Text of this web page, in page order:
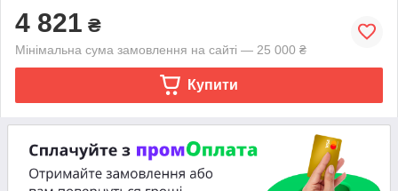
4 821 ₴
Мінімальна сума замовлення на сайті — 25 000 ₴
Купити